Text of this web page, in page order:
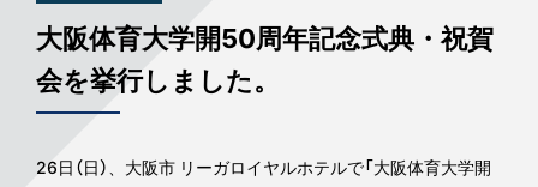
大阪体育大学開50周年記念式典・祝賀
会を挙行しました。
26日（日）、大阪市 リーガロイヤルホテルで「大阪体育大学開